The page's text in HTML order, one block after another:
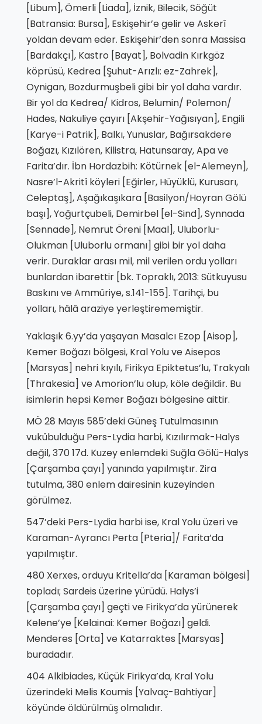
[Libum], Ömerli [Liada], İznik, Bilecik, Söğüt
[Batransia: Bursa], Eskişehir’e gelir ve Askerî
yoldan devam eder. Eskişehir’den sonra Massisa
[Bardakçı], Kastro [Bayat], Bolvadin Kırkgöz
köprüsü, Kedrea [Şuhut-Arızlı: ez-Zahrek],
Oynigan, Bozdurmuşbeli gibi bir yol daha vardır.
Bir yol da Kedrea/ Kidros, Belumin/ Polemon/
Hades, Nakuliye çayırı [Akşehir-Yağısıyan], Engili
[Karye-i Patrik], Balkı, Yunuslar, Bağırsakdere
Boğazı, Kızılören, Kilistra, Hatunsaray, Apa ve
Farita’dır. İbn Hordazbih: Kötürnek [el-Alemeyn],
Nasre’l-Akritî köyleri [Eğirler, Hüyüklü, Kurusarı,
Celeptaş], Aşağıkaşıkara [Basilyon/Hoyran Gölü
başı], Yoğurtçubeli, Demirbel [el-Sind], Synnada
[Sennade], Nemrut Öreni [Maal], Uluborlu-
Olukman [Uluborlu ormanı] gibi bir yol daha
verir. Duraklar arası mil, mil verilen ordu yolları
bunlardan ibarettir [bk. Topraklı, 2013: Sütkuyusu
Baskını ve Ammûriye, s.141-155]. Tarihçi, bu
yolları, hâlâ araziye yerleştirememiştir.
Yaklaşık 6.yy’da yaşayan Masalcı Ezop [Aisop],
Kemer Boğazı bölgesi, Kral Yolu ve Aisepos
[Marsyas] nehri kıyılı, Firikya Epiktetus’lu, Trakyalı
[Thrakesia] ve Amorion’lu olup, köle değildir. Bu
isimlerin hepsi Kemer Boğazı bölgesine aittir.
MÖ 28 Mayıs 585’deki Güneş Tutulmasının
vukûbulduğu Pers-Lydia harbi, Kızılırmak-Halys
değil, 370 17d. Kuzey enlemdeki Suğla Gölü-Halys
[Çarşamba çayı] yanında yapılmıştır. Zira
tutulma, 380 enlem dairesinin kuzeyinden
görülmez.
547’deki Pers-Lydia harbi ise, Kral Yolu üzeri ve
Karaman-Ayrancı Perta [Pteria]/ Farita’da
yapılmıştır.
480 Xerxes, orduyu Kritella’da [Karaman bölgesi]
topladı; Sardeis üzerine yürüdü. Halys’i
[Çarşamba çayı] geçti ve Firikya’da yürünerek
Kelene’ye [Kelainai: Kemer Boğazı] geldi.
Menderes [Orta] ve Katarraktes [Marsyas]
buradadır.
404 Alkibiades, Küçük Firikya’da, Kral Yolu
üzerindeki Melis Koumis [Yalvaç-Bahtiyar]
köyünde öldürülmüş olmalıdır.